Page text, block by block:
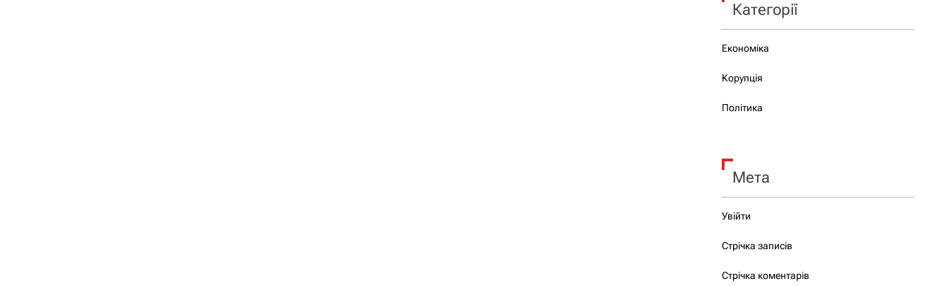
Категорії
Економіка
Корупція
Політика
Мета
Увійти
Стрічка записів
Стрічка коментарів